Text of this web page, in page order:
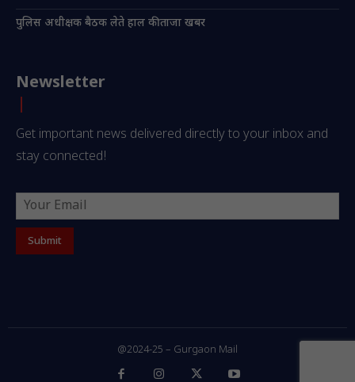
पुलिस अधीक्षक बैठक लेते हाल की ताजा खबर
Newsletter
Get important news delivered directly to your inbox and
stay connected!
@2024-25 – Gurgaon Mail